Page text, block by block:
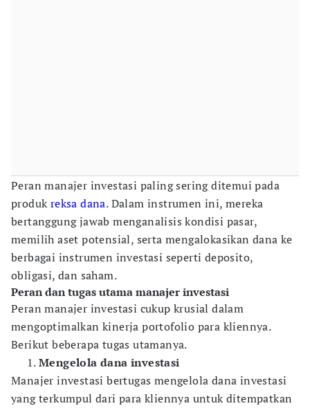
Peran manajer investasi paling sering ditemui pada
produkreksa dana. Dalam instrumen ini, mereka
bertanggung jawab menganalisis kondisi pasar,
memilih aset potensial, serta mengalokasikan dana ke
berbagai instrumen investasi seperti deposito,
obligasi, dan saham.
Peran dan tugas utama manajer investasi
Peran manajer investasi cukup krusial dalam
mengoptimalkan kinerja portofolio para kliennya.
Berikut beberapa tugas utamanya.
Mengelola dana investasi
Manajer investasi bertugas mengelola dana investasi
yang terkumpul dari para kliennya untuk ditempatkan